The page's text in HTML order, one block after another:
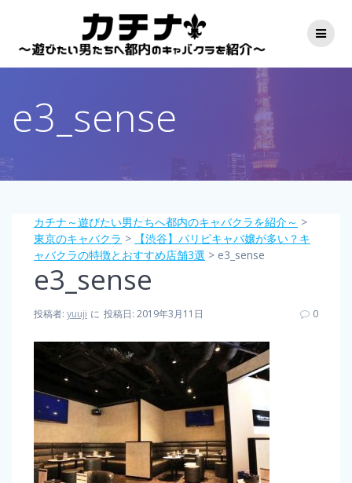
プ
e3_sense
カチナ～遊びたい男たちへ都内のキャバクラを紹介～ >
東京のキャバクラ >
【渋谷】パリピキャバ嬢が多い？キ
ャバクラの特徴とおすすめ店舗3選 > e3_sense
e3_sense
投稿者: yuuji に 投稿日: 2019年3月11日 0